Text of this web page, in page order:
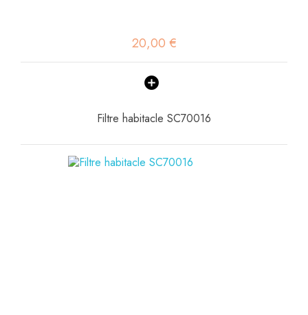
20,00 €
Filtre habitacle SC70016